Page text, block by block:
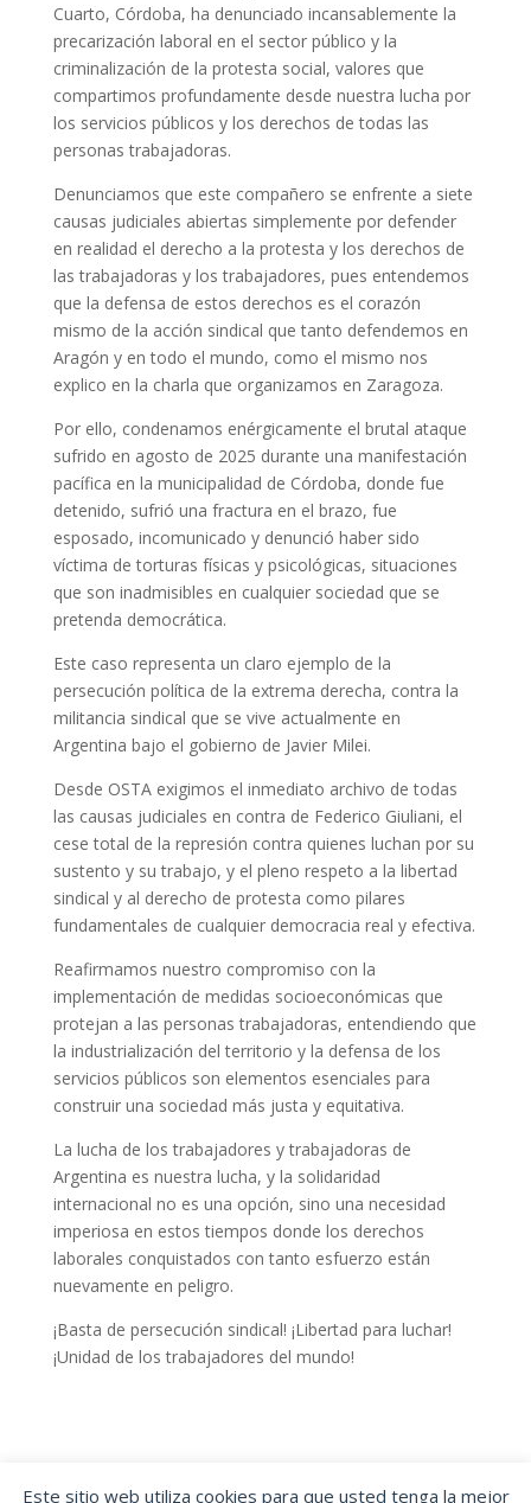
Este sitio web utiliza cookies para que usted tenga la mejor
Cuarto, Córdoba, ha denunciado incansablemente la
precarización laboral en el sector público y la
criminalización de la protesta social, valores que
compartimos profundamente desde nuestra lucha por
los servicios públicos y los derechos de todas las
personas trabajadoras.
Denunciamos que este compañero se enfrente a siete
causas judiciales abiertas simplemente por defender
en realidad el derecho a la protesta y los derechos de
las trabajadoras y los trabajadores, pues entendemos
que la defensa de estos derechos es el corazón
mismo de la acción sindical que tanto defendemos en
Aragón y en todo el mundo, como el mismo nos
explico en la charla que organizamos en Zaragoza.
Por ello, condenamos enérgicamente el brutal ataque
sufrido en agosto de 2025 durante una manifestación
pacífica en la municipalidad de Córdoba, donde fue
detenido, sufrió una fractura en el brazo, fue
esposado, incomunicado y denunció haber sido
víctima de torturas físicas y psicológicas, situaciones
que son inadmisibles en cualquier sociedad que se
pretenda democrática.
Este caso representa un claro ejemplo de la
persecución política de la extrema derecha, contra la
militancia sindical que se vive actualmente en
Argentina bajo el gobierno de Javier Milei.
Desde OSTA exigimos el inmediato archivo de todas
las causas judiciales en contra de Federico Giuliani, el
cese total de la represión contra quienes luchan por su
sustento y su trabajo, y el pleno respeto a la libertad
sindical y al derecho de protesta como pilares
fundamentales de cualquier democracia real y efectiva.
Reafirmamos nuestro compromiso con la
implementación de medidas socioeconómicas que
protejan a las personas trabajadoras, entendiendo que
la industrialización del territorio y la defensa de los
servicios públicos son elementos esenciales para
construir una sociedad más justa y equitativa.
La lucha de los trabajadores y trabajadoras de
Argentina es nuestra lucha, y la solidaridad
internacional no es una opción, sino una necesidad
imperiosa en estos tiempos donde los derechos
laborales conquistados con tanto esfuerzo están
nuevamente en peligro.
¡Basta de persecución sindical! ¡Libertad para luchar!
¡Unidad de los trabajadores del mundo!